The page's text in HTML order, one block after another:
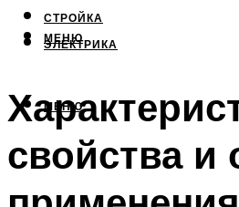
СТРОЙКА
ЭЛЕКТРИКА
МЕНЮ
МЕНЮ
свойства и